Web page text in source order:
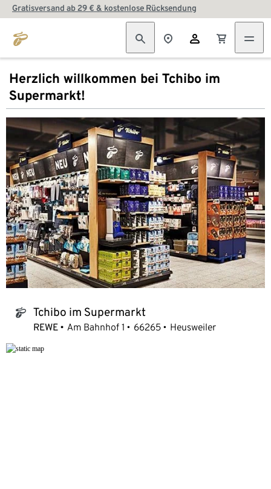
Gratisversand ab 29 € & kostenlose Rücksendung
Herzlich willkommen bei Tchibo im
Supermarkt!
tchibo_logo Tchibo im Supermarkt
REWE Am Bahnhof 1 66265 Heusweiler